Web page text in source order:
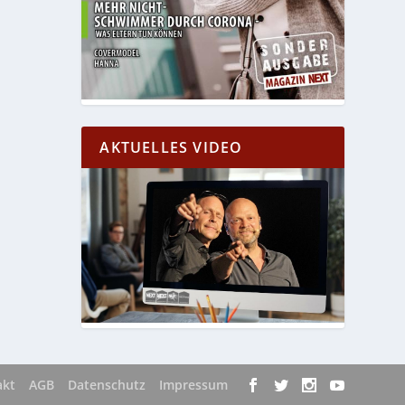
AKTUELLES VIDEO
AGB Datenschutz Impressum